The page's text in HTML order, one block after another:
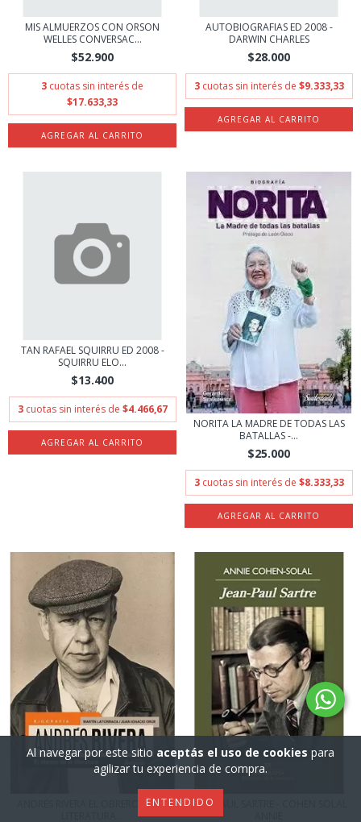
Al navegar por este sitio aceptás el uso de cookies para
agilizar tu experiencia de compra.
ENTENDIDO
MIS ALMUERZOS CON ORSON
WELLES CONVERSAC...
$52.900
3 cuotas sin interés de
$17.633,33
AUTOBIOGRAFIAS ED 2008 -
DARWIN CHARLES
$28.000
3 cuotas sin interés de $9.333,33
TAN RAFAEL SQUIRRU ED 2008 -
SQUIRRU ELO...
$13.400
3 cuotas sin interés de $4.466,67
NORITA LA MADRE DE TODAS LAS
BATALLAS -...
$25.000
3 cuotas sin interés de $8.333,33
ANDRES RIVERA EL OBRERO DE LA
JEAN-PAUL SARTRE - COHEN SOLAL